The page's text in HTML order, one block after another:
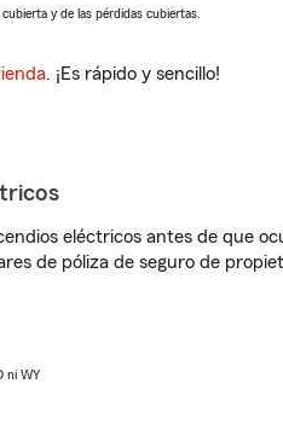
y de las pérdidas cubiertas.
. ¡Es rápido y sencillo!
eléctricos antes de que
de póliza de seguro de
ni WY